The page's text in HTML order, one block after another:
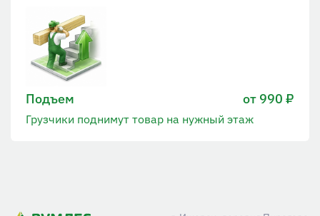
Подъем от 990 ₽
Грузчики поднимут товар на нужный этаж